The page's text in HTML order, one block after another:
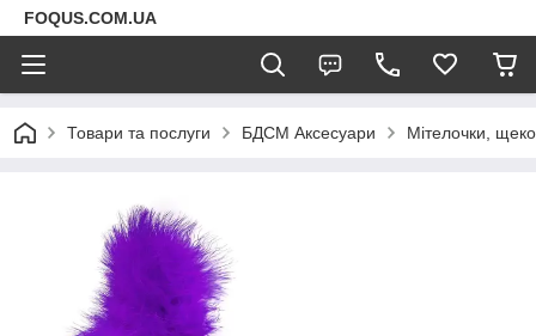
FOQUS.COM.UA
Товари та послуги БДСМ Аксесуари Мітелочки,